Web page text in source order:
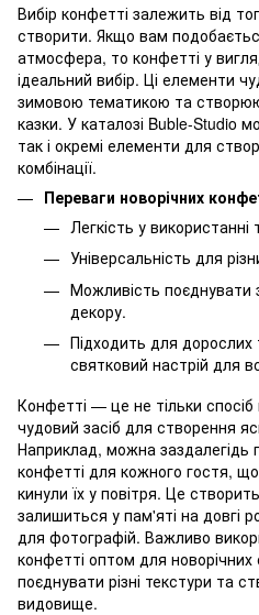
Вибір конфетті залежить від
створити. Якщо вам
атмосфера, то конфетті у
ідеальний вибір. Ці елементи
зимовою тематикою та
казки. У каталозі Buble-Studio
так і окремі елементи для
комбінації.
Переваги новорічних
Легкість у використанні
Універсальність для
Можливість
декору.
Підходить для
святковий настрій для
Конфетті — це не тільки
чудовий засіб для створення
Наприклад, можна заздалегідь
конфетті для кожного гостя,
кинули їх у повітря. Це
залишиться у пам'яті на довгі
для фотографій. Важливо
конфетті оптом для
поєднувати різні текстури та
видовище.